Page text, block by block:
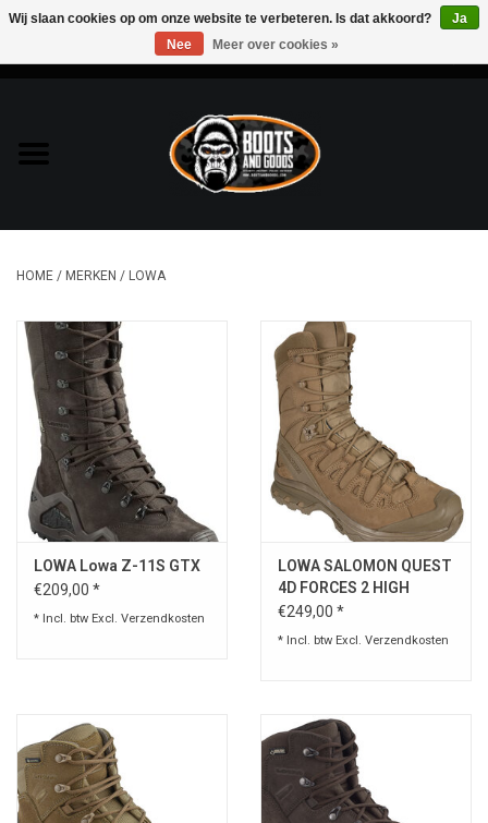
Bags & Packs
Bescherming
Lampen
Messen & Multitools
Schoenen
Speelgoed
Survival
HOME / MERKEN / LOWA
LOWA Lowa Z-11S GTX
€209,00 *
* Incl. btw Excl. Verzendkosten
LOWA SALOMON QUEST
4D FORCES 2 HIGH
GORE-TEX
€249,00 *
* Incl. btw Excl. Verzendkosten
Wij slaan cookies op om onze website te verbeteren. Is dat akkoord?
Ja
Nee
Meer over cookies »